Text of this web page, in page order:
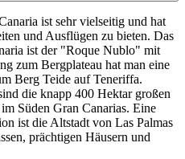
ist sehr vielseitig und hat
und Ausflügen zu bieten. Das
ist der "Roque Nublo" mit
zum Bergplateau hat man eine
Berg Teide auf Teneriffa.
die knapp 400 Hektar großen
Süden Gran Canarias. Eine
ist die Altstadt von Las Palmas
prächtigen Häusern und